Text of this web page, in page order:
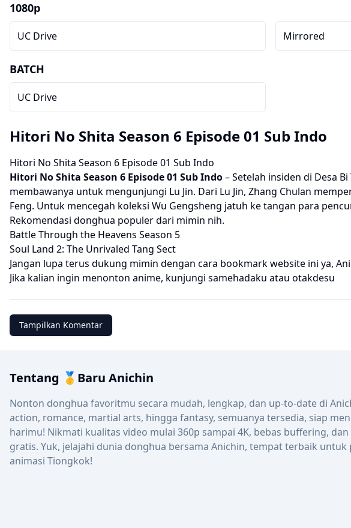
1080p
UC Drive Mirrored
BATCH
UC Drive
Hitori No Shita Season 6 Episode 01 Sub Indo
Hitori No Shita Season 6 Episode 01 Sub Indo
Hitori No Shita Season 6 Episode 01 Sub Indo– Setelah insiden di Desa
membawanya untuk mengunjungi Lu Jin. Dari Lu Jin, Zhang Chulan
Feng. Untuk mencegah koleksi Wu Gengsheng jatuh ke tangan para
Rekomendasi donghua populer dari mimin nih.
Battle Through the Heavens Season 5
Soul Land 2: The Unrivaled Tang Sect
Jangan lupa terus dukung mimin dengan cara bookmark website ini ya,
Jika kalian ingin menonton anime, kunjungi samehadaku atau otakdesu
Tampilkan Komentar
Tentang 🥇Baru Anichin
Nonton donghua favoritmu secara mudah, lengkap, dan up-to-date di
action, romance, martial arts, hingga fantasy, semuanya tersedia, siap
harimu! Nikmati kualitas video mulai 360p sampai 4K, bebas buffering,
gratis. Yuk, jelajahi dunia donghua bersama Anichin, tempat terbaik untuk
animasi Tiongkok!